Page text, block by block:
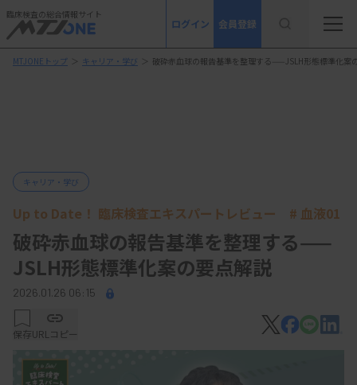
臨床検査の総合情報サイト
ログイン 会員登録
MTJONEトップ ＞ キャリア・学び ＞ 破砕赤血球の報告基準を整理する——JSLH形態標準化案
キャリア・学び
Up to Date！ 臨床検査エキスパートレビュー # 血液01
破砕赤血球の報告基準を整理する——
JSLH形態標準化案の要点解説
2026.01.26 06:15
保存URLコピー